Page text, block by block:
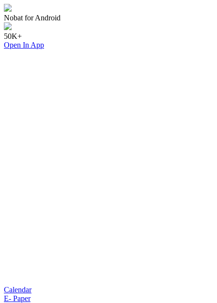
Nobat for Android
50K+
Open In App
Calendar
E- Paper